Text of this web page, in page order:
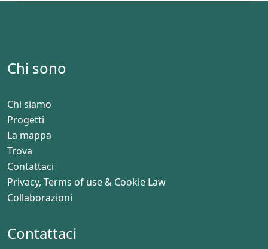
Chi sono
Chi siamo
Progetti
La mappa
Trova
Contattaci
Privacy, Terms of use & Cookie Law
Collaborazioni
Contattaci